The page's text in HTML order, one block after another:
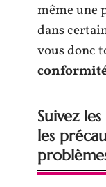
même une
dans
vous donc
Suivez
les